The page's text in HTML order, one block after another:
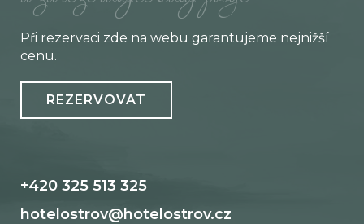
Při rezervaci zde na webu garantujeme nejnižší
cenu.
REZERVOVAT
+420 325 513 325
hotelostrov@hotelostrov.cz